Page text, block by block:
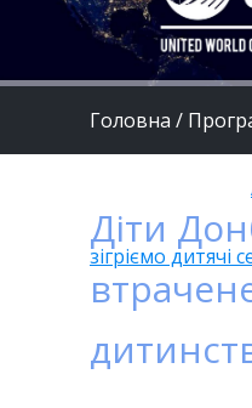
Головна /
зігріємо дитячі
Діти